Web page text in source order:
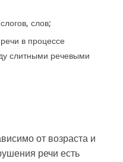
слов;
в процессе
слитными речевыми
от возраста и
речи есть